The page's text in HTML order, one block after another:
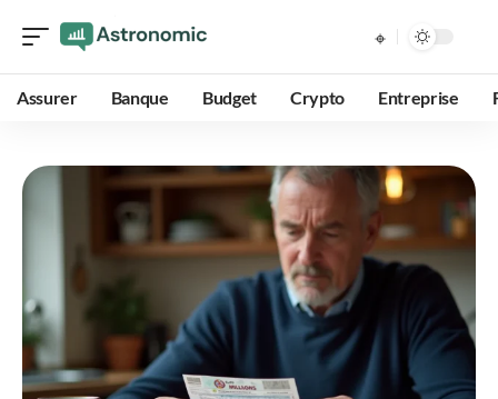
Assurer Banque Budget Crypto Entreprise